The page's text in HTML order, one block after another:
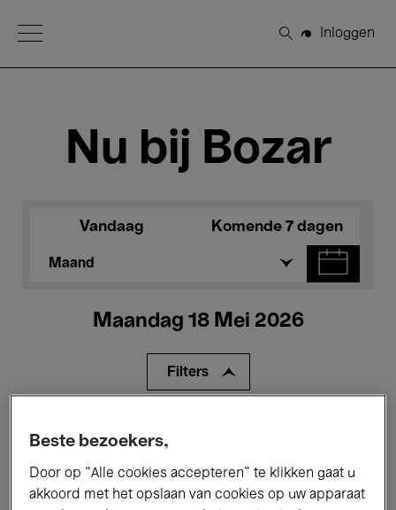
Open Menu
Zoeken
Inloggen
Nu bij Bozar
Vandaag Komende 7 dagen
Maand
Maandag 18 Mei 2026
Filters
Tentoonstellingen Films
Beste bezoekers,
Door op “Alle cookies accepteren” te klikken gaat u
akkoord met het opslaan van cookies op uw apparaat